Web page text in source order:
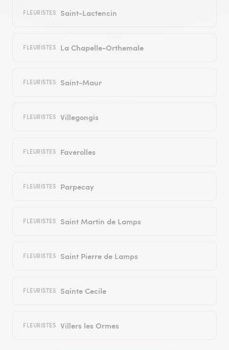
FLEURISTES Saint-Lactencin
FLEURISTES La Chapelle-Orthemale
FLEURISTES Saint-Maur
FLEURISTES Villegongis
FLEURISTES Faverolles
FLEURISTES Parpecay
FLEURISTES Saint Martin de Lamps
FLEURISTES Saint Pierre de Lamps
FLEURISTES Sainte Cecile
FLEURISTES Villers les Ormes